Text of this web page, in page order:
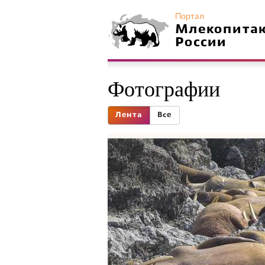
Портал
России
Фотографии
Лента Все